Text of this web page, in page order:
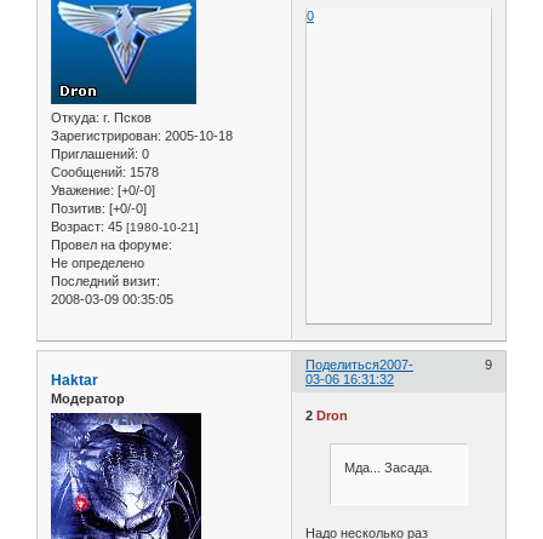
Откуда: г. Псков
Зарегистрирован: 2005-10-18
Приглашений: 0
Сообщений: 1578
Уважение: [+0/-0]
Позитив: [+0/-0]
Возраст: 45 [1980-10-21]
Провел на форуме:
Не определено
Последний визит:
2008-03-09 00:35:05
0
Поделиться 9
2007-
03-06 16:31:32
Haktar
Модератор
2Dron
Мда... Засада.
Надо несколько раз